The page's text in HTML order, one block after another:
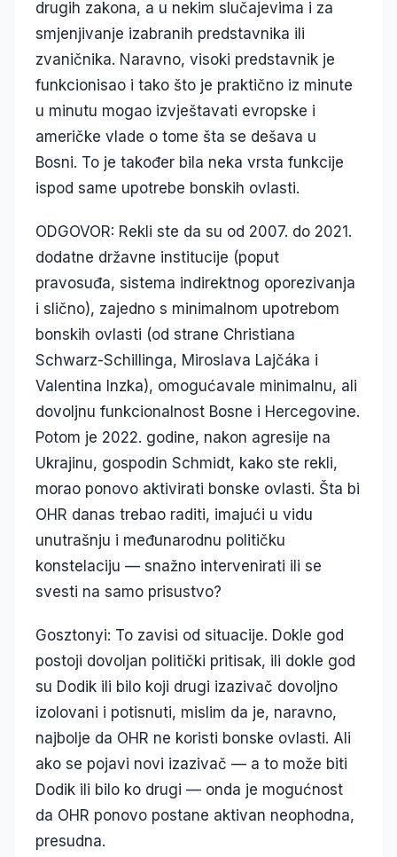
drugih zakona, a u nekim slučajevima i za
smjenjivanje izabranih predstavnika ili
zvaničnika. Naravno, visoki predstavnik je
funkcionisao i tako što je praktično iz minute
u minutu mogao izvještavati evropske i
američke vlade o tome šta se dešava u
Bosni. To je također bila neka vrsta funkcije
ispod same upotrebe bonskih ovlasti.
ODGOVOR: Rekli ste da su od 2007. do 2021.
dodatne državne institucije (poput
pravosuđa, sistema indirektnog oporezivanja
i slično), zajedno s minimalnom upotrebom
bonskih ovlasti (od strane Christiana
Schwarz-Schillinga, Miroslava Lajčáka i
Valentina Inzka), omogućavale minimalnu, ali
dovoljnu funkcionalnost Bosne i Hercegovine.
Potom je 2022. godine, nakon agresije na
Ukrajinu, gospodin Schmidt, kako ste rekli,
morao ponovo aktivirati bonske ovlasti. Šta bi
OHR danas trebao raditi, imajući u vidu
unutrašnju i međunarodnu političku
konstelaciju — snažno intervenirati ili se
svesti na samo prisustvo?
Gosztonyi: To zavisi od situacije. Dokle god
postoji dovoljan politički pritisak, ili dokle god
su Dodik ili bilo koji drugi izazivač dovoljno
izolovani i potisnuti, mislim da je, naravno,
najbolje da OHR ne koristi bonske ovlasti. Ali
ako se pojavi novi izazivač — a to može biti
Dodik ili bilo ko drugi — onda je mogućnost
da OHR ponovo postane aktivan neophodna,
presudna.